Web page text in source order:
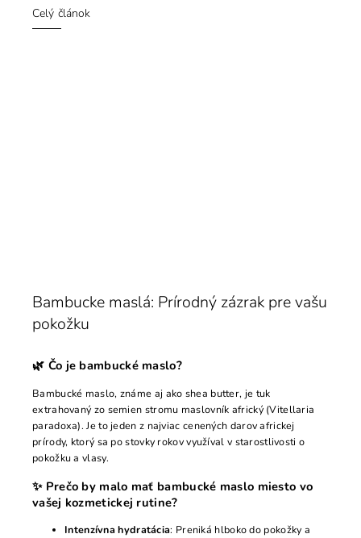
Celý článok
Bambucke maslá: Prírodný zázrak pre vašu
pokožku
🌿 Čo je bambucké maslo?
Bambucké maslo, známe aj ako shea butter, je tuk
extrahovaný zo semien stromu maslovník africký (Vitellaria
paradoxa). Je to jeden z najviac cenených darov africkej
prírody, ktorý sa po stovky rokov využíval v starostlivosti o
pokožku a vlasy.
✨ Prečo by malo mať bambucké maslo miesto vo
vašej kozmetickej rutine?
Intenzívna hydratácia: Preniká hlboko do pokožky a